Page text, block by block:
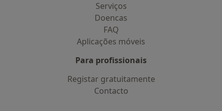
Serviços
Doencas
FAQ
Aplicações móveis
Para profissionais
Registar gratuitamente
Contacto